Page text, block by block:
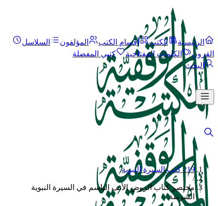
الرئيسية الكتب أقسام الكتب المؤلفون
السلاسل
القرون
الكلمات المفتاحية
كتبي المفضلة
البحث
219 كتب السيرة النبوية
/
مختصر كتاب الروض الأنف الباسم في السيرة النبوية
الشريفة